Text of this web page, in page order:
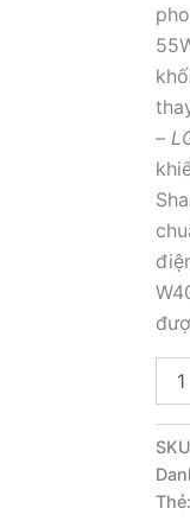
–
treo
LG
Thẻ: